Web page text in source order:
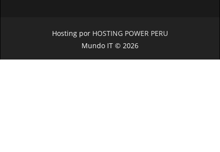
Hosting por HOSTING POWER PERU
Mundo IT © 2026